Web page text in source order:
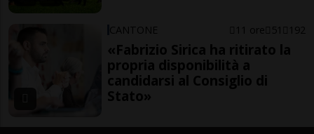
CANTONE 11 ore 51 192
«Fabrizio Sirica ha ritirato la
propria disponibilità a
candidarsi al Consiglio di
Stato»